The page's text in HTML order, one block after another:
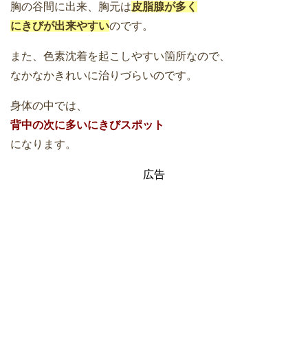
胸の谷間に出来、胸元は皮脂腺が多く
にきびが出来やすいのです。
また、色素沈着を起こしやすい箇所なので、
なかなかきれいに治りづらいのです。
身体の中では、
背中の次に多いにきびスポット
になります。
広告